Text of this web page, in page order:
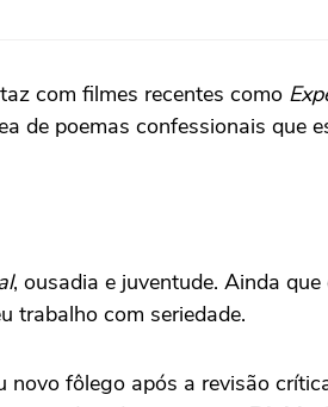
com filmes recentes como
de poemas confessionais que
, ousadia e juventude. Ainda
trabalho com seriedade.
fôlego após a revisão